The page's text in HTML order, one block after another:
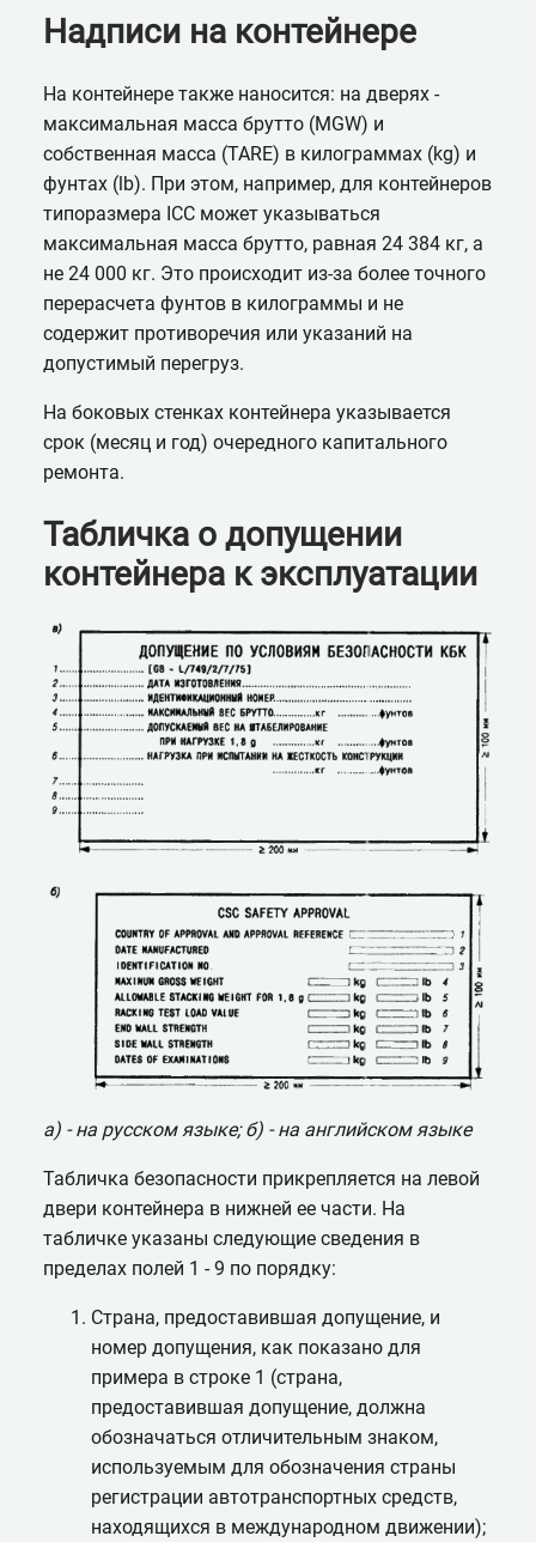
Надписи на контейнере
На контейнере также наносится: на дверях -
максимальная масса брутто (MGW) и
собственная масса (TARE) в килограммах (kg) и
фунтах (lb). При этом, например, для контейнеров
типоразмера ICC может указываться
максимальная масса брутто, равная 24 384 кг, а
не 24 000 кг. Это происходит из-за более точного
перерасчета фунтов в килограммы и не
содержит противоречия или указаний на
допустимый перегруз.
На боковых стенках контейнера указывается
срок (месяц и год) очередного капитального
ремонта.
Табличка о допущении
контейнера к эксплуатации
а) - на русском языке; б) - на английском языке
Табличка безопасности прикрепляется на левой
двери контейнера в нижней ее части. На
табличке указаны следующие сведения в
пределах полей 1 - 9 по порядку:
Страна, предоставившая допущение, и
номер допущения, как показано для
примера в строке 1 (страна,
предоставившая допущение, должна
обозначаться отличительным знаком,
используемым для обозначения страны
регистрации автотранспортных средств,
находящихся в международном движении);